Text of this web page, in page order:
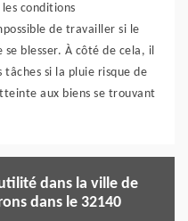
conditions
de travailler si le
blesser. À côté de cela, il
si la pluie risque de
aux biens se trouvant
dans la ville de
dans le 32140